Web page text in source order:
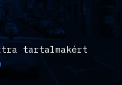
tartalmakért